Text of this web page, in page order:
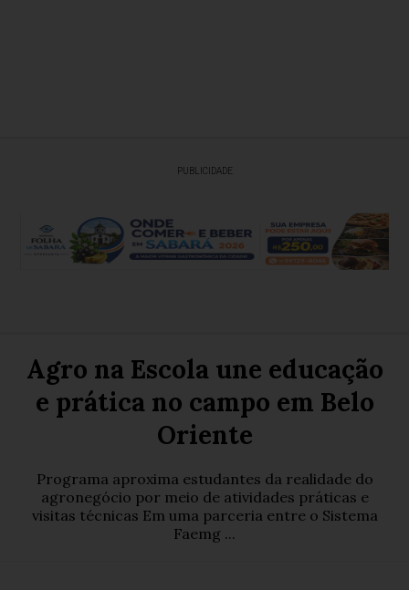
PUBLICIDADE
Agro na Escola une educação
e prática no campo em Belo
Oriente
Programa aproxima estudantes da realidade do
agronegócio por meio de atividades práticas e
visitas técnicas Em uma parceria entre o Sistema
Faemg ...